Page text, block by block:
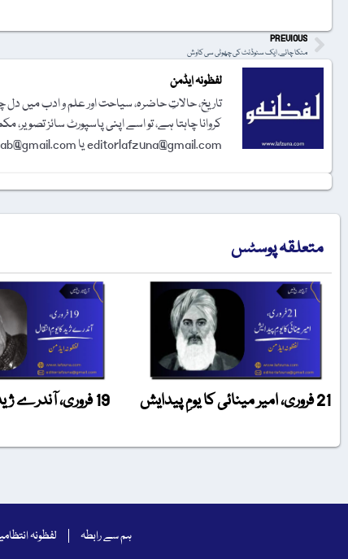
PREVIOUS
مٹکا چائے، ایک سٹوڈنٹ کی چھوٹی سی کاوش
لفظونہ ایڈمن
تاریخ، حالاتِ حاضرہ، سیاحت اور علم و ادب میں دل
کروانا چاہتا ہے، تو اسے اپنی پاسپورٹ سائز
editorlafzuna@gmail.com یا amjadalisahaab@gmail.com پر اِی میل کر دیجیے۔ تحریر شائع کرنے کا فیصلہ ایڈیٹوریل بورڈ کرے گا۔
متعلقہ پوسٹس
21 فروری، امیر مینائی کا یومِ پیدایش 19 فروری، آندرے ژید کا یومِ انتقال
ہم سے رابطہ لفظونہ